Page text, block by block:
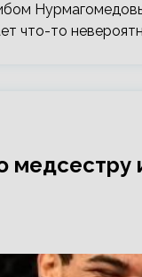
что-то
медсестру